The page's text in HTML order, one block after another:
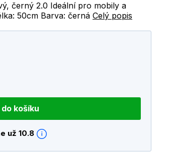
černý 2.0 Ideální pro mobily a
50cm Barva: černá Celý popis
košíku
už 10.8